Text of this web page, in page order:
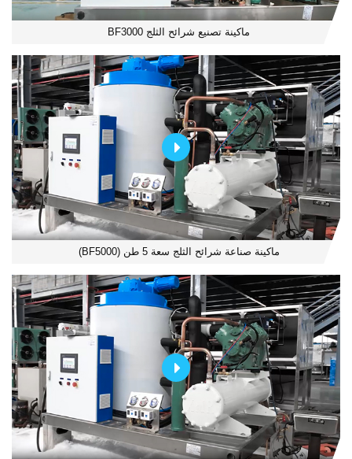
ماكينة تصنيع شرائح الثلج BF3000
ماكينة صناعة شرائح الثلج سعة 5 طن (BF5000)